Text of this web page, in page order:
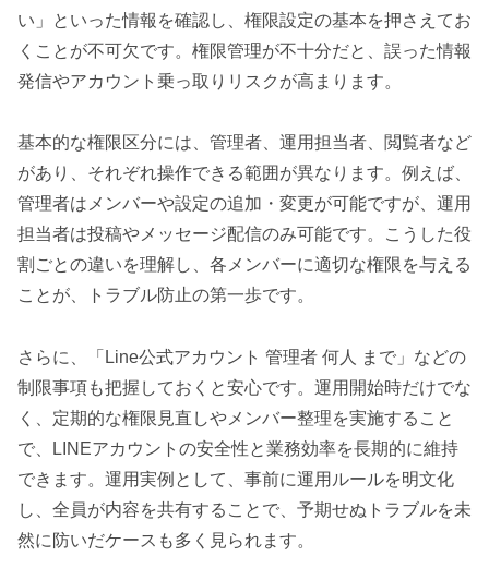
い」といった情報を確認し、権限設定の基本を押さえてお
くことが不可欠です。権限管理が不十分だと、誤った情報
発信やアカウント乗っ取りリスクが高まります。
基本的な権限区分には、管理者、運用担当者、閲覧者など
があり、それぞれ操作できる範囲が異なります。例えば、
管理者はメンバーや設定の追加・変更が可能ですが、運用
担当者は投稿やメッセージ配信のみ可能です。こうした役
割ごとの違いを理解し、各メンバーに適切な権限を与える
ことが、トラブル防止の第一歩です。
さらに、「Line公式アカウント 管理者 何人 まで」などの
制限事項も把握しておくと安心です。運用開始時だけでな
く、定期的な権限見直しやメンバー整理を実施すること
で、LINEアカウントの安全性と業務効率を長期的に維持
できます。運用実例として、事前に運用ルールを明文化
し、全員が内容を共有することで、予期せぬトラブルを未
然に防いだケースも多く見られます。